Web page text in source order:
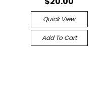
Quick View
Add To Cart